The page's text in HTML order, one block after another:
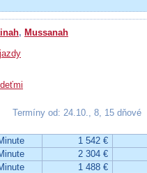
, Mussanah
Termíny od: 24.10., 8, 15 dňové
1 542 €
2 304 €
1 488 €